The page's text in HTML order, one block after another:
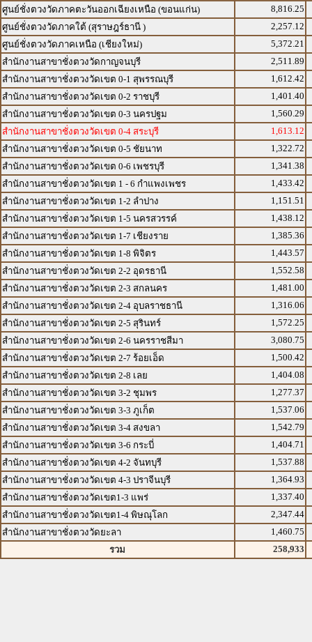
ศูนย์ชั่งตวงวัดภาคตะวันออกเฉียงเหนือ (ขอนแก่น)
8,816.25
ศูนย์ชั่งตวงวัดภาคใต้ (สุราษฎร์ธานี )
2,257.12
ศูนย์ชั่งตวงวัดภาคเหนือ (เชียงใหม่)
5,372.21
สำนักงานสาขาชั่งตวงวัดกาญจนบุรี
2,511.89
สำนักงานสาขาชั่งตวงวัดเขต 0-1 สุพรรณบุรี
1,612.42
สำนักงานสาขาชั่งตวงวัดเขต 0-2 ราชบุรี
1,401.40
สำนักงานสาขาชั่งตวงวัดเขต 0-3 นครปฐม
1,560.29
สำนักงานสาขาชั่งตวงวัดเขต 0-4 สระบุรี
1,613.12
สำนักงานสาขาชั่งตวงวัดเขต 0-5 ชัยนาท
1,322.72
สำนักงานสาขาชั่งตวงวัดเขต 0-6 เพชรบุรี
1,341.38
สำนักงานสาขาชั่งตวงวัดเขต 1 - 6 กำแพงเพชร
1,433.42
สำนักงานสาขาชั่งตวงวัดเขต 1-2 ลำปาง
1,151.51
สำนักงานสาขาชั่งตวงวัดเขต 1-5 นครสวรรค์
1,438.12
สำนักงานสาขาชั่งตวงวัดเขต 1-7 เชียงราย
1,385.36
สำนักงานสาขาชั่งตวงวัดเขต 1-8 พิจิตร
1,443.57
สำนักงานสาขาชั่งตวงวัดเขต 2-2 อุดรธานี
1,552.58
สำนักงานสาขาชั่งตวงวัดเขต 2-3 สกลนคร
1,481.00
สำนักงานสาขาชั่งตวงวัดเขต 2-4 อุบลราชธานี
1,316.06
สำนักงานสาขาชั่งตวงวัดเขต 2-5 สุรินทร์
1,572.25
สำนักงานสาขาชั่งตวงวัดเขต 2-6 นครราชสีมา
3,080.75
สำนักงานสาขาชั่งตวงวัดเขต 2-7 ร้อยเอ็ด
1,500.42
สำนักงานสาขาชั่งตวงวัดเขต 2-8 เลย
1,404.08
สำนักงานสาขาชั่งตวงวัดเขต 3-2 ชุมพร
1,277.37
สำนักงานสาขาชั่งตวงวัดเขต 3-3 ภูเก็ต
1,537.06
สำนักงานสาขาชั่งตวงวัดเขต 3-4 สงขลา
1,542.79
สำนักงานสาขาชั่งตวงวัดเขต 3-6 กระบี่
1,404.71
สำนักงานสาขาชั่งตวงวัดเขต 4-2 จันทบุรี
1,537.88
สำนักงานสาขาชั่งตวงวัดเขต 4-3 ปราจีนบุรี
1,364.93
สำนักงานสาขาชั่งตวงวัดเขต1-3 แพร่
1,337.40
สำนักงานสาขาชั่งตวงวัดเขต1-4 พิษณุโลก
2,347.44
สำนักงานสาขาชั่งตวงวัดยะลา
1,460.75
รวม
258,933